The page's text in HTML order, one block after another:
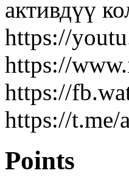
активдүү
https://
https://
https://
https://t.me/
Points